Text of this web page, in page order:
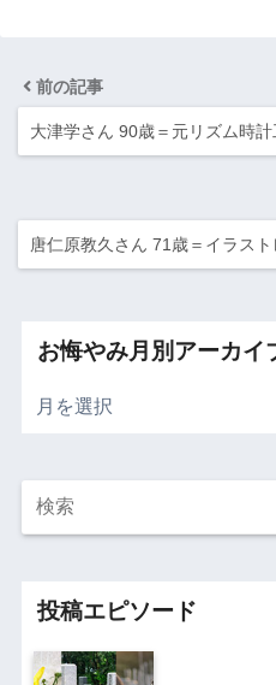
前の記事
大津学さん 90歳＝元リズム時
唐仁原教久さん 71歳＝イラス
お悔やみ月別アーカイ
投稿エピソード